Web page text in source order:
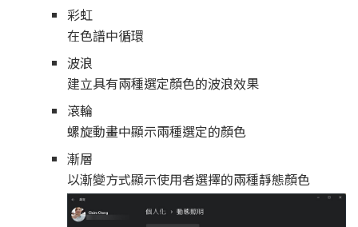
彩虹
在色譜中循環
波浪
建立具有兩種選定顏色的波浪效果
滾輪
螺旋動畫中顯示兩種選定的顏色
漸層
以漸變方式顯示使用者選擇的兩種靜態顏色